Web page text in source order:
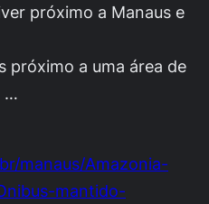
próximo a Manaus e
próximo a uma área de
…
manaus/Amazonia-
mantido-